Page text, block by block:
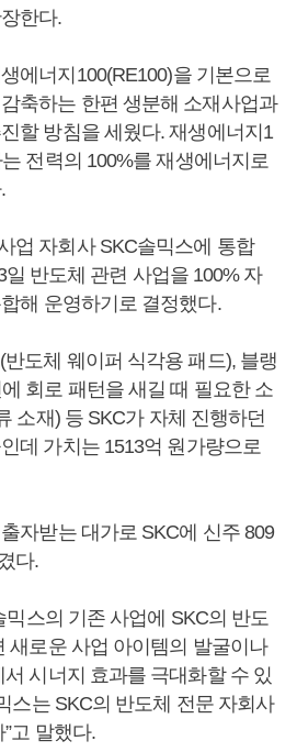
한다.
에너지100(RE100)을 기본으로
축하는 한편 생분해 소재사업과
할 방침을 세웠다. 재생에너지1
전력의 100%를 재생에너지로
업 자회사 SKC솔믹스에 통합
일 반도체 관련 사업을 100% 자
해 운영하기로 결정했다.
도체 웨이퍼 식각용 패드), 블랭
회로 패턴을 새길 때 필요한 소
소재) 등 SKC가 자체 진행하던
데 가치는 1513억 원가량으로
자받는 대가로 SKC에 신주 809
다.
믹스의 기존 사업에 SKC의 반도
새로운 사업 아이템의 발굴이나
시너지 효과를 극대화할 수 있
스는 SKC의 반도체 전문 자회사
고 말했다.